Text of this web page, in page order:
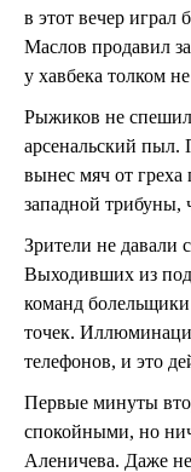
в этот вечер играл
Маслов продавил
у хавбека толком
Рыжиков не спешил
арсенальский
вынес мяч от
западной трибуны,
Зрители не давали
Выходивших из
команд
точек.
телефонов, и это
Первые минуты
спокойными, но
Аленичева. Даже